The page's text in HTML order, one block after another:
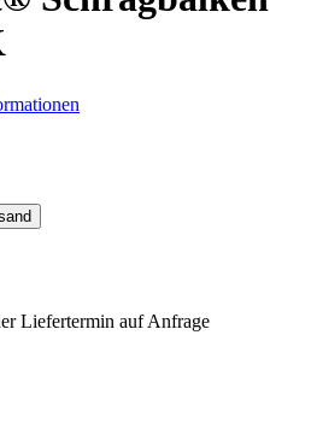
Liefertermin auf Anfrage